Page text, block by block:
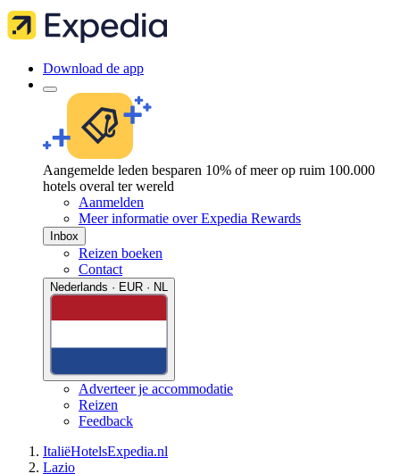
Download de app
Aangemelde leden besparen 10% of meer op ruim 100.000
hotels overal ter wereld
Aanmelden
Meer informatie over Expedia Rewards
Inbox
Reizen boeken
Contact
Nederlands · EUR · NL
Adverteer je accommodatie
Reizen
Feedback
ItaliëHotelsExpedia.nl
Lazio